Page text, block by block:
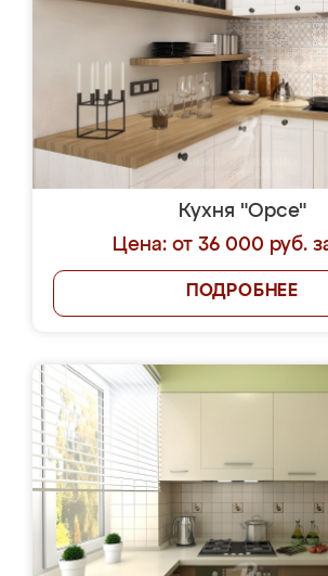
Кухня "Орсе"
Цена: от 36 000 руб.
ПОДРОБНЕЕ